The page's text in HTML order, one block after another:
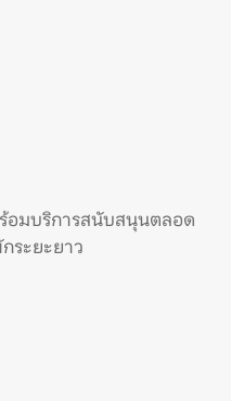
อมบริการสนับสนุนตลอด
ระยะยาว